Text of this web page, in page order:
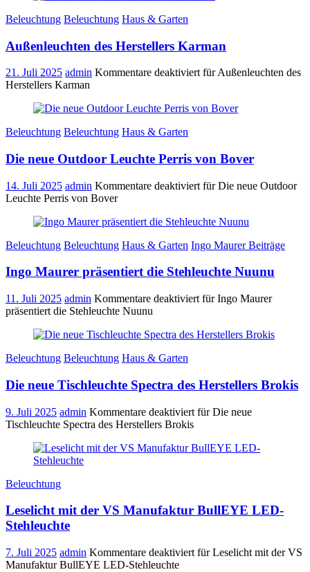
Beleuchtung Beleuchtung Haus & Garten
Außenleuchten des Herstellers Karman
21. Juli 2025 admin Kommentare deaktiviert für Außenleuchten des
Herstellers Karman
Beleuchtung Beleuchtung Haus & Garten
Die neue Outdoor Leuchte Perris von Bover
14. Juli 2025 admin Kommentare deaktiviert für Die neue Outdoor
Leuchte Perris von Bover
Beleuchtung Beleuchtung Haus & Garten Ingo Maurer Beiträge
Ingo Maurer präsentiert die Stehleuchte Nuunu
11. Juli 2025 admin Kommentare deaktiviert für Ingo Maurer
präsentiert die Stehleuchte Nuunu
Beleuchtung Beleuchtung Haus & Garten
Die neue Tischleuchte Spectra des Herstellers Brokis
9. Juli 2025 admin Kommentare deaktiviert für Die neue
Tischleuchte Spectra des Herstellers Brokis
Beleuchtung
Leselicht mit der VS Manufaktur BullEYE LED-
Stehleuchte
7. Juli 2025 admin Kommentare deaktiviert für Leselicht mit der VS
Manufaktur BullEYE LED-Stehleuchte